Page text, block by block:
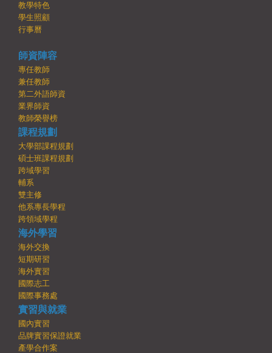
教學特色
學生照顧
行事曆
師資陣容
專任教師
兼任教師
第二外語師資
業界師資
教師榮譽榜
課程規劃
大學部課程規劃
碩士班課程規劃
跨域學習
輔系
雙主修
他系專長學程
跨領域學程
海外學習
海外交換
短期研習
海外實習
國際志工
國際事務處
實習與就業
國內實習
品牌實習保證就業
產學合作案